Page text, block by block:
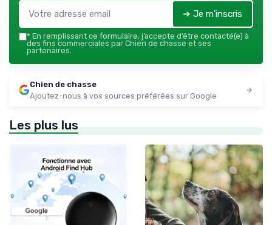
➔ Je m'inscris
* En remplissant ce formulaire, j’accepte d’être contacté(e) à
des fins commerciales par Chien de chasse et ses
partenaires.
Chien de chasse
Ajoutez-nous à vos sources préférées sur Google
Les plus lus